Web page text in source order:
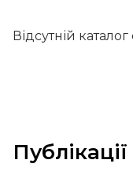
Відсутній
Публікації